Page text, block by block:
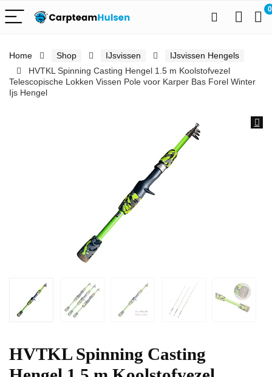
0
Home Shop IJsvissen
IJsvissen Hengels
HVTKL Spinning Casting Hengel 1.5 m Koolstofvezel
Telescopische Lokken Vissen Pole voor Karper Bas Forel Winter
Ijs Hengel
HVTKL Spinning Casting